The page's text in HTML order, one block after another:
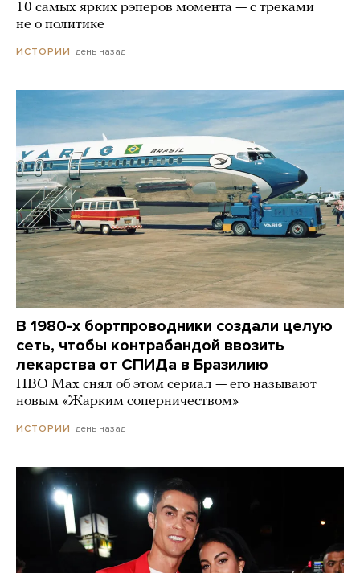
10 самых ярких рэперов момента — с треками
не о политике
ИСТОРИИ день назад
В 1980-х бортпроводники создали целую
сеть, чтобы контрабандой ввозить
лекарства от СПИДа в Бразилию
HBO Max снял об этом сериал — его называют
новым «Жарким соперничеством»
ИСТОРИИ день назад